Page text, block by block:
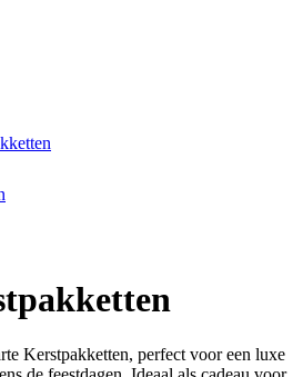
Kerstpakketten, perfect voor een luxe